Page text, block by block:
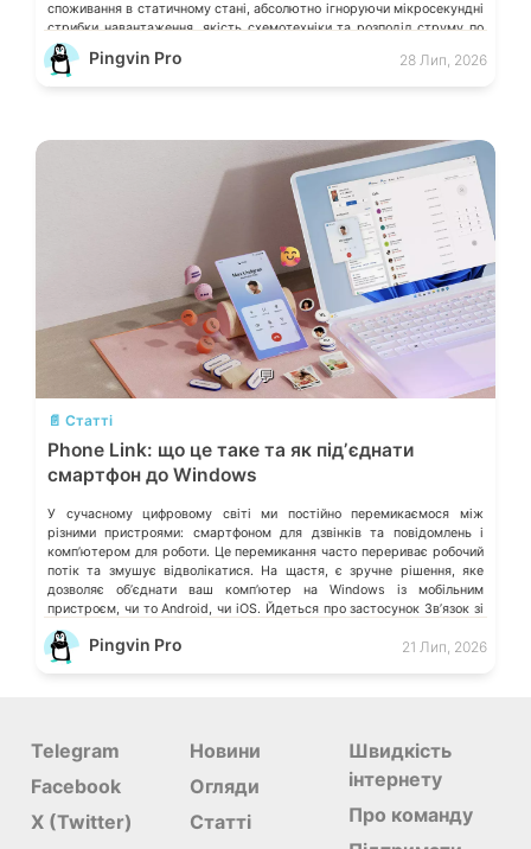
споживання в статичному стані, абсолютно ігноруючи мікросекундні
стрибки навантаження, якість схемотехніки та розподіл струму по
окремих лініях. Розберімо, які технічні параметри насправді
визначають надійність системи живлення та як правильно підібрати
Pingvin Pro 28 Лип, 2026
💬
📄 Статті
Phone Link: що це таке та як підʼєднати
смартфон до Windows
У сучасному цифровому світі ми постійно перемикаємося між
різними пристроями: смартфоном для дзвінків та повідомлень і
компʼютером для роботи. Це перемикання часто перериває робочий
потік та змушує відволікатися. На щастя, є зручне рішення, яке
дозволяє обʼєднати ваш компʼютер на Windows із мобільним
пристроєм, чи то Android, чи iOS. Йдеться про застосунок Звʼязок зі
смартфоном (Phone Link) від Microsoft, що перетворює ваш ПК на
своєрідний «міст» до функцій смартфона.
Pingvin Pro 21 Лип, 2026
Telegram
Facebook
X (Twitter)
Новини
Огляди
Статті
Швидкість
інтернету
Про команду